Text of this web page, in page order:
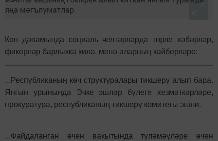
Көн дәвамында социаль челтәрләрдә төрле хәбәрләр,
фикерләр барлыкка килә, менә аларның кайберләре:
...Республиканың көч структуралары тикшерү алып бара.
Янгын урынында Эчке эшләр бүлеге хезмәткәрләре,
прокуратура, республиканың тикшерү комитеты эшли.
...Файдаланган өчен вакытында түләмәүләре өчен